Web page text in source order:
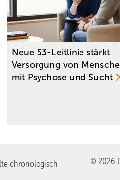
Neue S3-Leitlinie stärkt
Versorgung von
mit Psychose und Sucht
chronologisch © 2026